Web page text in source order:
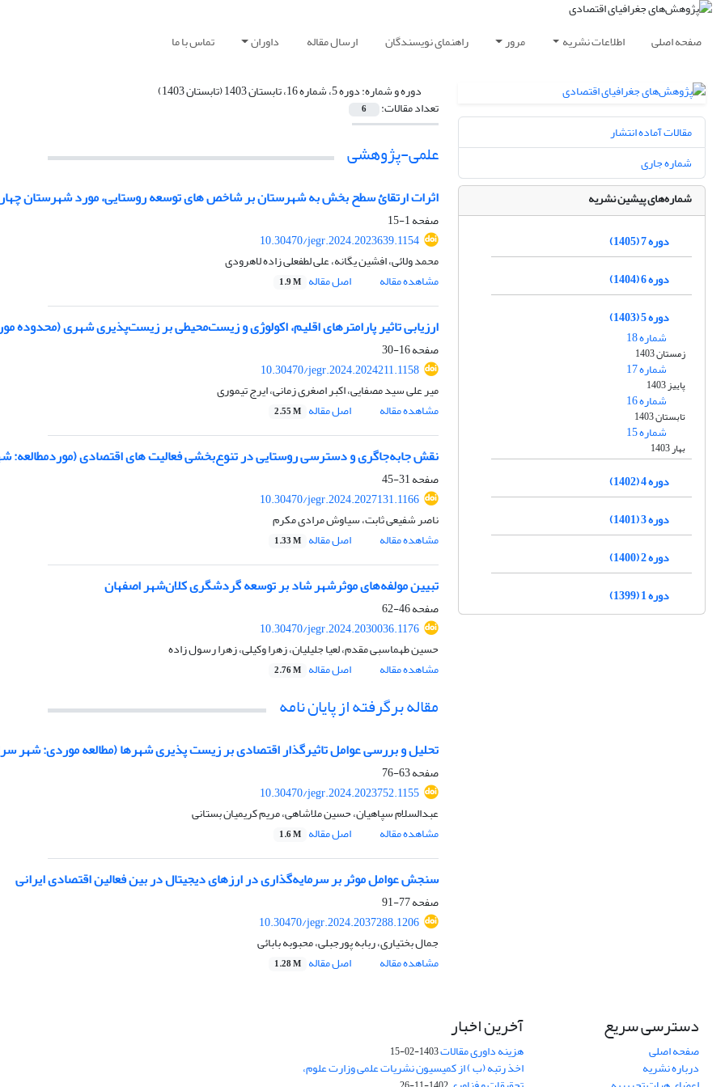
صفحه اصلی اطلاعات نشریه مرور راهنمای نویسندگان ارسال مقاله داوران تماس با ما
دوره و شماره:دوره 5، شماره 16، تابستان 1403 (تابستان 1403)
تعداد مقالات: 6
علمی-پژوهشی
اثرات ارتقائ سطح بخش به شهرستان بر شاخص های توسعه روستایی، مورد شهرستان
صفحه1-15
10.30470/jegr.2024.2023639.1154
محمد ولائی، افشین یگانه، علی لطفعلی زاده لاهرودی
مشاهده مقاله
اصل مقاله 1.9 M
ارزیابی تاثیر پارامترهای اقلیم، اکولوژی و زیست‌محیطی بر زیست‌پذیری شهری (محدوده مورد مطالعه: مناطق 10
صفحه16-30
10.30470/jegr.2024.2024211.1158
میر علی سید مصفایی، اکبر اصغری زمانی، ایرج تیموری
مشاهده مقاله
اصل مقاله 2.55 M
نقش جابه‌جاگری و دسترسی روستایی در تنوع‌بخشی فعالیت های اقتصادی (موردمطالعه:
صفحه31-45
10.30470/jegr.2024.2027131.1166
ناصر شفیعی ثابت، سیاوش مرادی مکرم
مشاهده مقاله
اصل مقاله 1.33 M
تبیین مولفه‌های موثرشهر شاد بر توسعه گردشگری کلان‌شهر اصفهان
صفحه46-62
10.30470/jegr.2024.2030036.1176
حسین طهماسبی مقدم، لعیا جلیلیان، زهرا وکیلی، زهرا رسول زاده
مشاهده مقاله
اصل مقاله 2.76 M
مقاله برگرفته از پایان نامه
تحلیل و بررسی عوامل تاثیرگذار اقتصادی بر زیست پذیری شهرها (مطالعه موردی: شهر
صفحه63-76
10.30470/jegr.2024.2023752.1155
عبدالسلام سپاهیان، حسین ملاشاهی، مریم کریمیان بستانی
مشاهده مقاله
اصل مقاله 1.6 M
سنجش عوامل موثر بر سرمایه‌گذاری در ارزهای دیجیتال در بین فعالین اقتصادی ایرانی
صفحه77-91
10.30470/jegr.2024.2037288.1206
جمال بختیاری، ربابه پورجبلی، محبوبه بابائی
مشاهده مقاله
اصل مقاله 1.28 M
مقالات آماده انتشار
شماره جاری
شماره‌های پیشین نشریه
دوره 7 (1405)
دوره 6 (1404)
دوره 5 (1403)
شماره 18
زمستان 1403
شماره 17
پاییز 1403
شماره 16
تابستان 1403
شماره 15
بهار 1403
دوره 4 (1402)
دوره 3 (1401)
دوره 2 (1400)
دوره 1 (1399)
دسترسی سریع
صفحه اصلی
درباره نشریه
آخرین اخبار
هزینه داوری مقالات1403-02-15
اخذ رتبه (ب ) از کمیسیون نشریات علمی وزارت علوم،